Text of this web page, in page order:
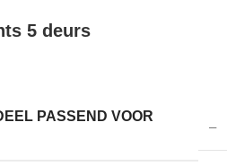
5 deurs
PASSEND VOOR
–